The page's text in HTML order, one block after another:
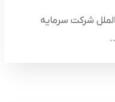
شرکت سرمایه